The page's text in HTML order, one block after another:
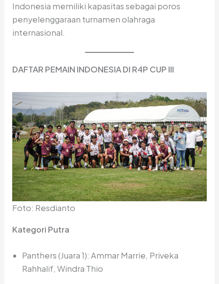
Indonesia memiliki kapasitas sebagai poros
penyelenggaraan turnamen olahraga
internasional.
DAFTAR PEMAIN INDONESIA DI R4P CUP III
Foto: Resdianto
Kategori Putra
Panthers (Juara 1): Ammar Marrie, Priveka
Rahhalif, Windra Thio